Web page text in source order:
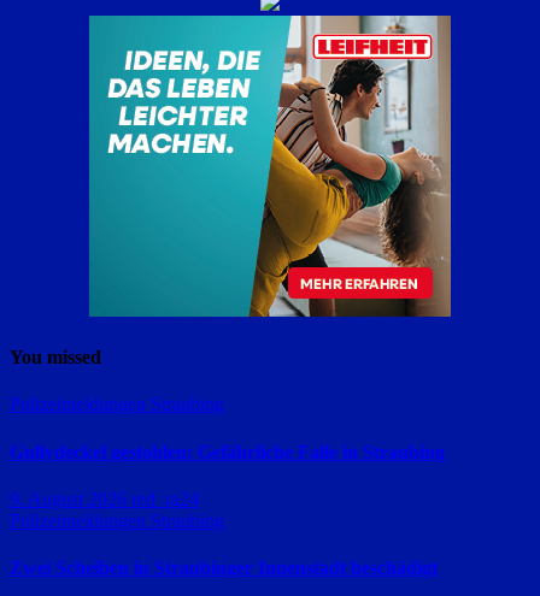
You missed
Polizeimeldungen Straubing
Gullydeckel gestohlen: Gefährliche Falle in Straubing
9. August 2026 red_ra24
Polizeimeldungen Straubing
Zwei Scheiben in Straubinger Innenstadt beschädigt